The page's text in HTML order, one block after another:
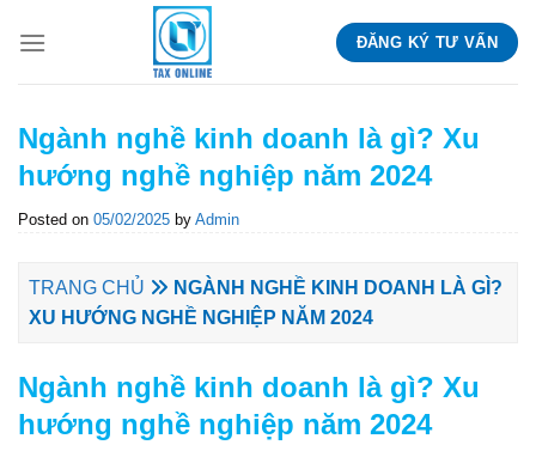
ĐĂNG KÝ TƯ VẤN
Ngành nghề kinh doanh là gì? Xu
hướng nghề nghiệp năm 2024
Posted on 05/02/2025 by Admin
TRANG CHỦ
NGÀNH NGHỀ KINH DOANH LÀ GÌ?
XU HƯỚNG NGHỀ NGHIỆP NĂM 2024
Ngành nghề kinh doanh là gì? Xu
hướng nghề nghiệp năm 2024